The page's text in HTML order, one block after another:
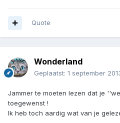
Quote
Wonderland
Geplaatst: 1 september
Jammer te moeten lezen dat je
toegewenst !
Ik heb toch aardig wat van je